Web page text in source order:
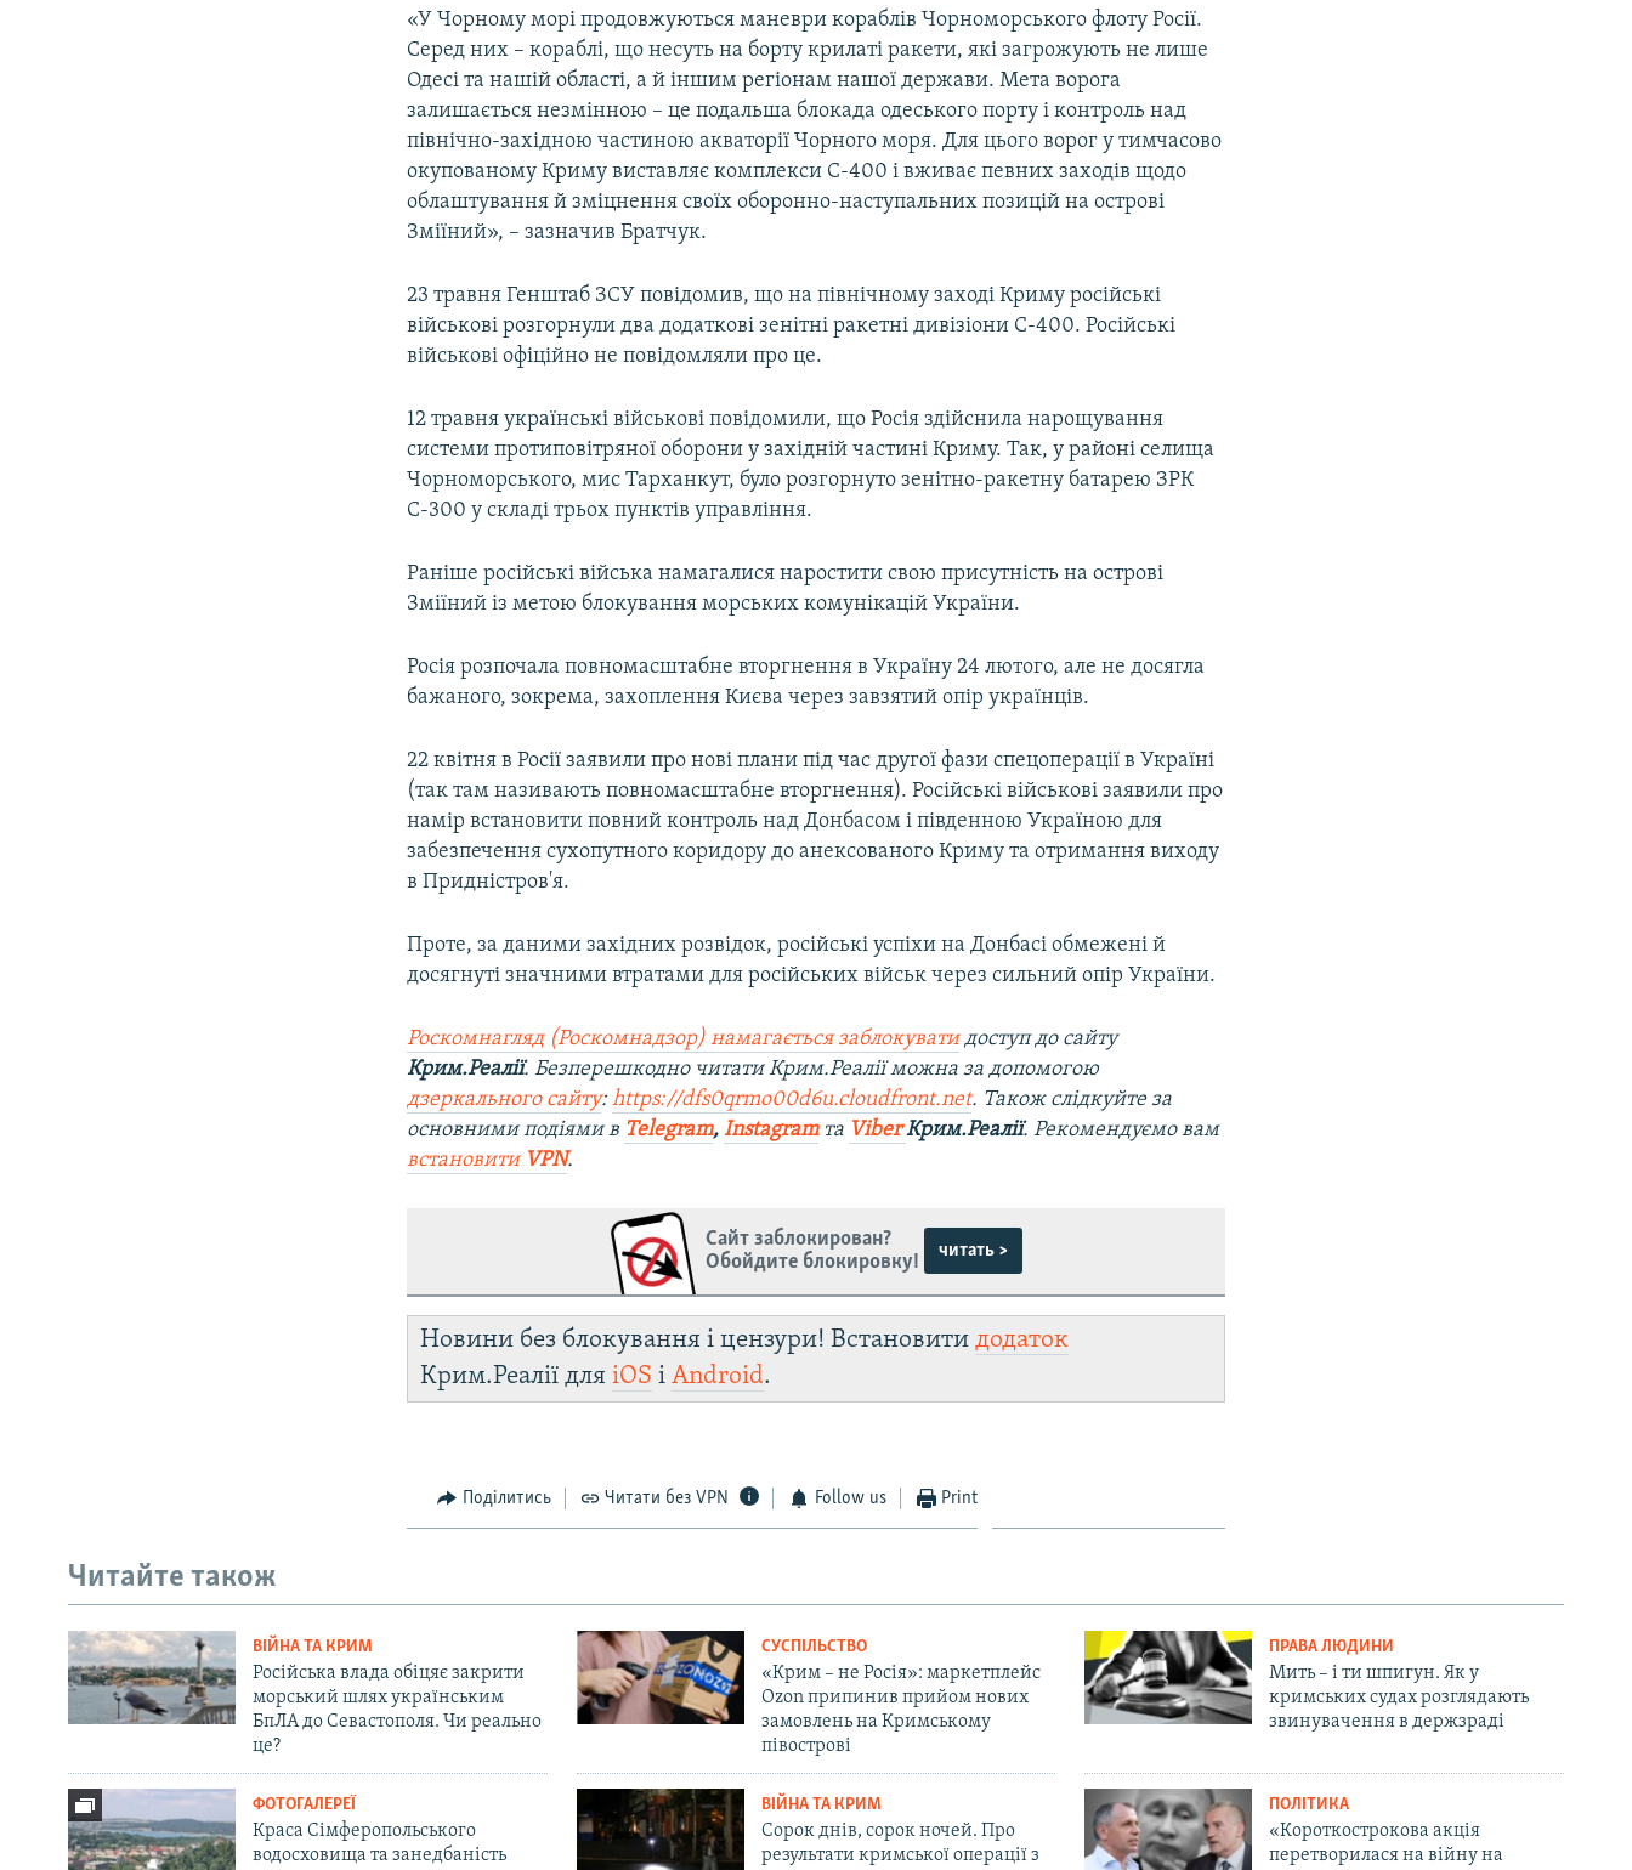
«У Чорному морі продовжуються маневри кораблів Чорноморського флоту Росії.
Серед них – кораблі, що несуть на борту крилаті ракети, які загрожують не лише
Одесі та нашій області, а й іншим регіонам нашої держави. Мета ворога
залишається незмінною – це подальша блокада одеського порту і контроль над
північно-західною частиною акваторії Чорного моря. Для цього ворог у тимчасово
окупованому Криму виставляє комплекси С-400 і вживає певних заходів щодо
облаштування й зміцнення своїх оборонно-наступальних позицій на острові
Зміїний», – зазначив Братчук.
23 травня Генштаб ЗСУ повідомив, що на північному заході Криму російські
військові розгорнули два додаткові зенітні ракетні дивізіони С-400. Російські
військові офіційно не повідомляли про це.
12 травня українські військові повідомили, що Росія здійснила нарощування
системи протиповітряної оборони у західній частині Криму. Так, у районі селища
Чорноморського, мис Тарханкут, було розгорнуто зенітно-ракетну батарею ЗРК
С-300 у складі трьох пунктів управління.
Раніше російські війська намагалися наростити свою присутність на острові
Зміїний із метою блокування морських комунікацій України.
Росія розпочала повномасштабне вторгнення в Україну 24 лютого, але не досягла
бажаного, зокрема, захоплення Києва через завзятий опір українців.
22 квітня в Росії заявили про нові плани під час другої фази спецоперації в Україні
(так там називають повномасштабне вторгнення). Російські військові заявили про
намір встановити повний контроль над Донбасом і південною Україною для
забезпечення сухопутного коридору до анексованого Криму та отримання виходу
в Придністров'я.
Проте, за даними західних розвідок, російські успіхи на Донбасі обмежені й
досягнуті значними втратами для російських військ через сильний опір України.
Роскомнагляд (Роскомнадзор) намагається заблокуватидоступ до сайту
Крим.Реалії. Безперешкодно читати Крим.Реалії можна за допомогою
дзеркального сайту:https://dfs0qrmo00d6u.cloudfront.net. Також слідкуйте за
основними подіями в Telegram,Instagramта ViberКрим.Реалії. Рекомендуємо вам
встановити VPN.
Сайт заблокирован?
Обойдите блокировку!
читать >
Новини без блокування і цензури! Встановитидодаток
Крим.Реалії дляiOS іAndroid.
Поділитись Читати без VPN Follow us Print
Читайте також
ВІЙНА ТА КРИМ
Російська влада обіцяє закрити
морський шлях українським
БпЛА до Севастополя. Чи реально
це?
СУСПІЛЬСТВО
«Крим – не Росія»: маркетплейс
Ozon припинив прийом нових
замовлень на Кримському
півострові
ПРАВА ЛЮДИНИ
Мить – і ти шпигун. Як у
кримських судах розглядають
звинувачення в держзраді
ФОТОГАЛЕРЕЇ
Краса Сімферопольського
водосховища та занедбаність
ВІЙНА ТА КРИМ
Сорок днів, сорок ночей. Про
результати кримської операції з
ПОЛІТИКА
«Короткострокова акція
перетворилася на війну на